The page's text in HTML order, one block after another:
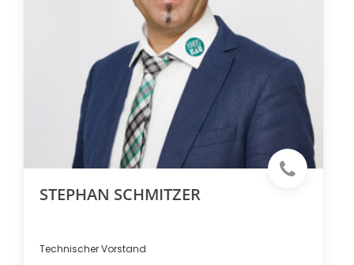
STEPHAN SCHMITZER
Technischer Vorstand